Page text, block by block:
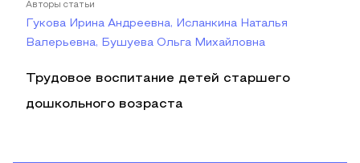
Авторы статьи
Гукова Ирина Андреевна, Исланкина Наталья
Валерьевна, Бушуева Ольга Михайловна
Трудовое воспитание детей старшего
дошкольного возраста